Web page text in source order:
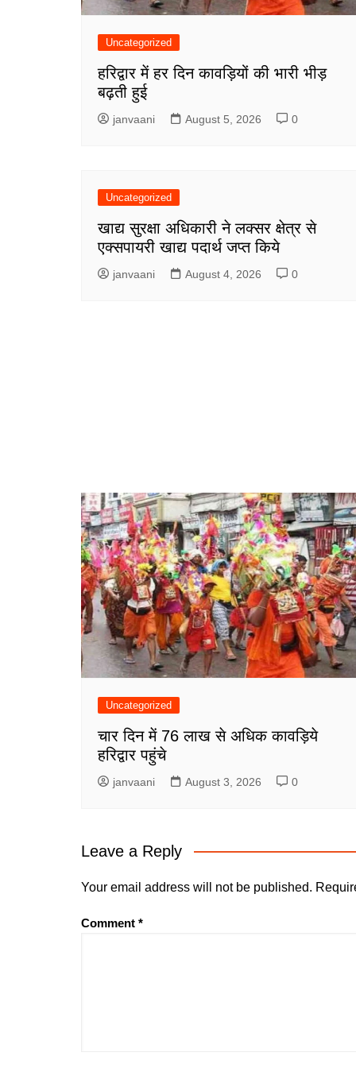
Uncategorized
हरिद्वार में हर दिन कावड़ियों की भारी भीड़
बढ़ती हुई
janvaani August 5, 2026 0
Uncategorized
खाद्य सुरक्षा अधिकारी ने लक्सर क्षेत्र से
एक्सपायरी खाद्य पदार्थ जप्त किये
janvaani August 4, 2026 0
Uncategorized
चार दिन में 76 लाख से अधिक कावड़िये
हरिद्वार पहुंचे
janvaani August 3, 2026 0
Leave a Reply
Your email address will not be published.
Comment *